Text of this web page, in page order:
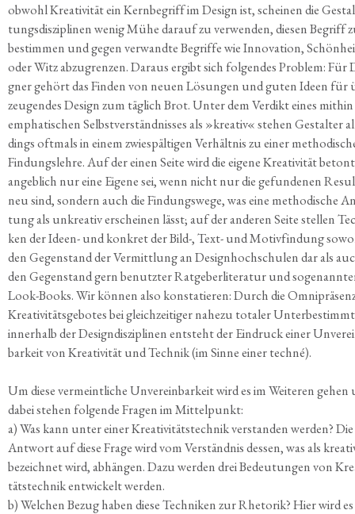
obwohl Krea­ti­vi­tät ein Kern­be­griff im Design ist, schei­nen die
tungs­dis­zi­pli­nen wenig Mühe dar­auf zu ver­wen­den, die­sen Begriff
bestim­men und gegen ver­wand­te Begrif­fe wie Inno­va­ti­on,
oder Witz abzu­gren­zen. Dar­aus ergibt sich fol­gen­des Pro­blem: Für
gner gehört das Fin­den von neu­en Lösun­gen und guten Ideen für
zeu­gen­des Design zum täg­lich Brot. Unter dem Ver­dikt eines mit­hin
empha­ti­schen Selbst­ver­ständ­nis­ses als »krea­tiv« ste­hen Gestal­ter
dings oft­mals in einem zwie­späl­ti­gen Ver­hält­nis zu einer
Fin­dungs­leh­re. Auf der einen Sei­te wird die eige­ne Krea­ti­vi­tät
angeb­lich nur eine Eige­ne sei, wenn nicht nur die gefun­de­nen
neu sind, son­dern auch die Fin­dungs­we­ge, was eine metho­di­sche
tung als unkrea­tiv erschei­nen lässt; auf der ande­ren Sei­te stel­len
ken der Ideen- und kon­kret der Bild-, Text- und Motiv­fin­dung
den Gegen­stand der Ver­mitt­lung an Design­hoch­schu­len dar als
den Gegen­stand gern benutz­ter Rat­ge­ber­li­te­ra­tur und
Look-Books. Wir kön­nen also kon­sta­tie­ren: Durch die
Krea­ti­vi­täts­ge­bo­tes bei gleich­zei­ti­ger nahe­zu tota­ler
inner­halb der Design­dis­zi­pli­nen ent­steht der Ein­druck einer
bar­keit von Krea­ti­vi­tät und Tech­nik (im Sin­ne einer techné).
Um die­se ver­meint­li­che Unver­ein­bar­keit wird es im Wei­te­ren gehen
dabei ste­hen fol­gen­de Fra­gen im Mittelpunkt:
a) Was kann unter einer Krea­ti­vi­täts­tech­nik ver­stan­den wer­den? Die
Ant­wort auf die­se Fra­ge wird vom Ver­ständ­nis des­sen, was als
bezeich­net wird, abhän­gen. Dazu wer­den drei Bedeu­tun­gen von
täts­tech­nik ent­wi­ckelt werden.
b) Wel­chen Bezug haben die­se Tech­ni­ken zur Rhe­to­rik? Hier wird es